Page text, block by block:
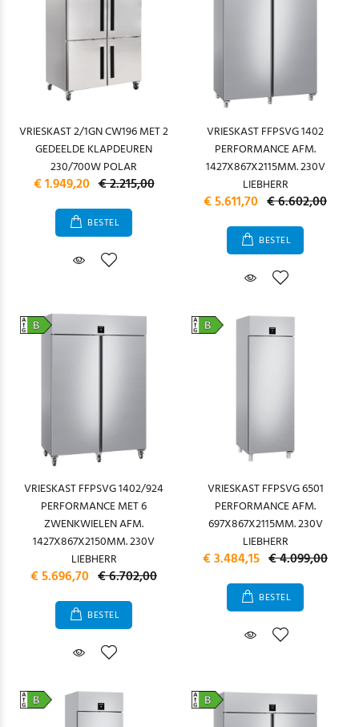
VRIESKAST 2/1GN CW196 MET 2
GEDEELDE KLAPDEUREN
230/700W POLAR
€ 1.949,20 € 2.215,00
BESTEL
VRIESKAST FFPSVG 1402
PERFORMANCE AFM.
1427X867X2115MM. 230V
LIEBHERR
€ 5.611,70 € 6.602,00
BESTEL
VRIESKAST FFPSVG 1402/924
PERFORMANCE MET 6
ZWENKWIELEN AFM.
1427X867X2150MM. 230V
LIEBHERR
€ 5.696,70 € 6.702,00
BESTEL
VRIESKAST FFPSVG 6501
PERFORMANCE AFM.
697X867X2115MM. 230V
LIEBHERR
€ 3.484,15 € 4.099,00
BESTEL